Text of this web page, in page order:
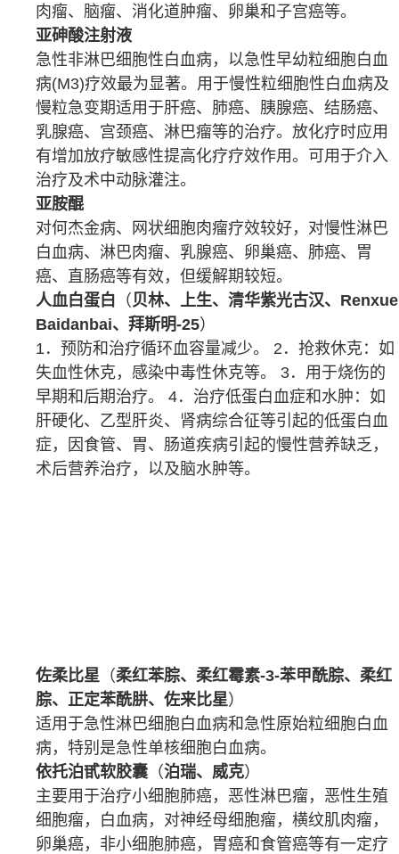
肉瘤、 脑瘤、 消化道肿瘤、 卵巢和 子宫癌等。
亚砷酸注射液
急性非淋巴细胞性白血病，以急性早幼粒细胞白血
病(M3)疗效最为显著。用于慢性粒细胞性白血病及
慢粒急变期适用于肝癌、 肺癌、 胰腺癌、 结肠癌、
乳腺癌、 宫颈癌、 淋巴瘤等的治疗。放化疗时应用
有增加放疗敏感性提高化疗疗效作用。可用于介入
治疗及术中动脉灌注。
亚胺醌
对何杰金病、 网状细胞肉瘤疗效较好，对慢性淋巴
白血病、 淋巴肉瘤、 乳腺癌、 卵巢癌、 肺癌、 胃
癌、 直肠癌等有效，但缓解期较短。
人血白蛋白 （ 贝林、上生、清华紫光古汉、Renxue
Baidanbai、拜斯明-25）
1．预防和治疗循环血容量减少。 2．抢救休克：如
失血性休克， 感染中毒性休克等。 3．用于烧伤的
早期和后期治疗。 4．治疗低蛋白血症和 水肿 ：如
肝硬化、 乙型肝炎、 肾病综合征等引起的低蛋白血
症，因 食管、胃、 肠道疾病引起的慢性营养缺乏 ，
术后营养治疗，以及脑水肿等。
佐柔比星 （柔红苯腙、柔红霉素-3-苯甲酰腙、柔红
腙、正定苯酰肼、佐来比星）
适用于急性淋巴细胞白血病和急性原始粒细胞白血
病，特别是急性单核细胞白血病。
依托泊甙软胶囊 （泊瑞、威克）
主要用于治疗小细胞肺癌， 恶性淋巴瘤，恶性生殖
细胞瘤， 白血病，对神经母细胞瘤， 横纹肌肉瘤，
卵巢癌， 非小细胞肺癌， 胃癌和 食管癌等有一定疗